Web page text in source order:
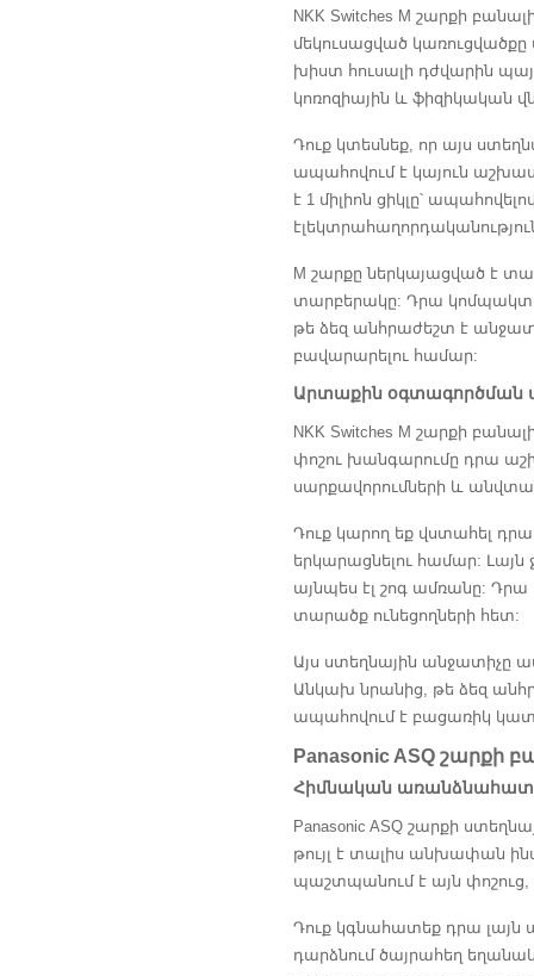
NKK Switches M շարքի
մեկուսացված
խիստ հուսալի դժվարին
կոռոզիային և ֆիզիկական
Դուք կտեսնեք, որ այս
ապահովում է կայուն
է 1 միլիոն ցիկլը՝
M շարքը ներկայացված է
տարբերակը: Դրա կոմպակտ
թե ձեզ անհրաժեշտ է
բավարարելու համար:
Արտաքին օգտագործման
NKK Switches M շարքի
փոշու խանգարումը դրա
սարքավորումների և
Դուք կարող եք վստահել
երկարացնելու համար: Լայն
այնպես էլ շոգ ամռանը:
տարածք ունեցողների հետ:
Այս ստեղնային անջատիչը
Անկախ նրանից, թե ձեզ
ապահովում է բացառիկ
Panasonic ASQ շարքի
Հիմնական
Panasonic ASQ շարքի
թույլ է տալիս անխափան
պաշտպանում է այն
Դուք կգնահատեք դրա լայն
դարձնում ծայրահեղ